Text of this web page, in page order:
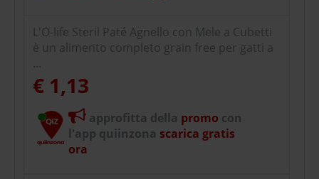
L'O-life Steril Paté Agnello con Mele a Cubetti
è un alimento completo grain free per gatti a
...
€ 1,13
approfitta della promo con
l'app quiinzona scarica gratis
ora